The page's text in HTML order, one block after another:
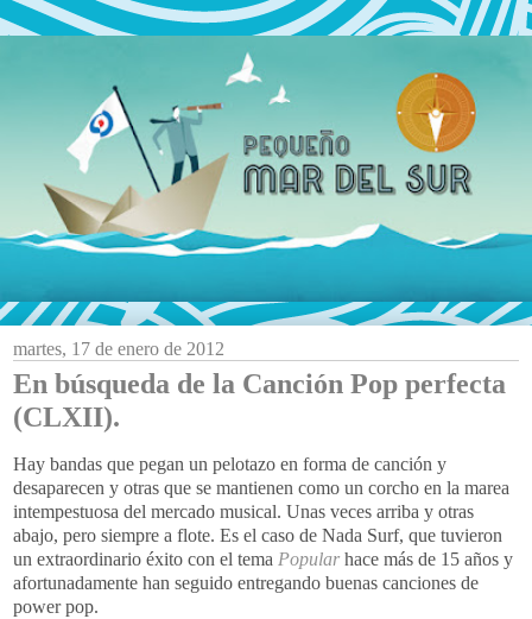
martes, 17 de enero de 2012
En búsqueda de la Canción Pop perfecta
(CLXII).
Hay bandas que pegan un pelotazo en forma de canción y
desaparecen y otras que se mantienen como un corcho en la marea
intempestuosa del mercado musical. Unas veces arriba y otras
abajo, pero siempre a flote. Es el caso de Nada Surf, que tuvieron
un extraordinario éxito con el tema Popular hace más de 15 años y
afortunadamente han seguido entregando buenas canciones de
power pop.